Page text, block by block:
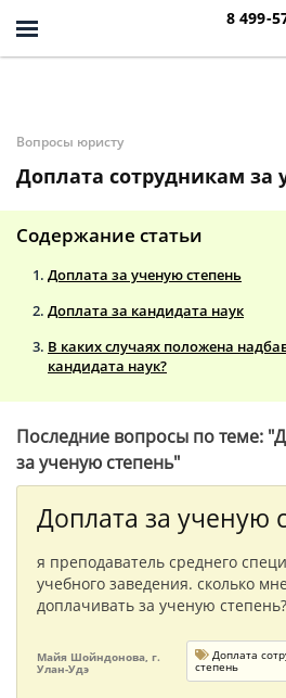
8 499-
Вопросы юристу
Доплата сотрудникам за
Содержание статьи
Доплата за ученую степень
Доплата за кандидата наук
В каких случаях положена
кандидата наук?
Последние вопросы по теме:
за ученую степень"
Доплата за ученую
я преподаватель среднего
учебного заведения. сколько
доплачивать за ученую степень?
Майя Шойндонова, г.
Улан-Удэ
Доплата
степень